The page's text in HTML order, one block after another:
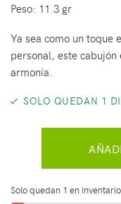
Peso: 11.3 gr
Ya sea como un toque
personal, este
armonía.
SOLO QUEDAN 1
Solo quedan 1 en